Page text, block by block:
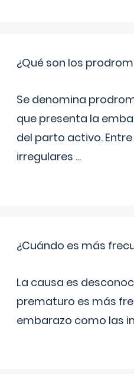
¿Qué son los
Se denomina
que presenta la
del parto activo.
irregulares ...
¿Cuándo es más
La causa es
prematuro es más
embarazo como las